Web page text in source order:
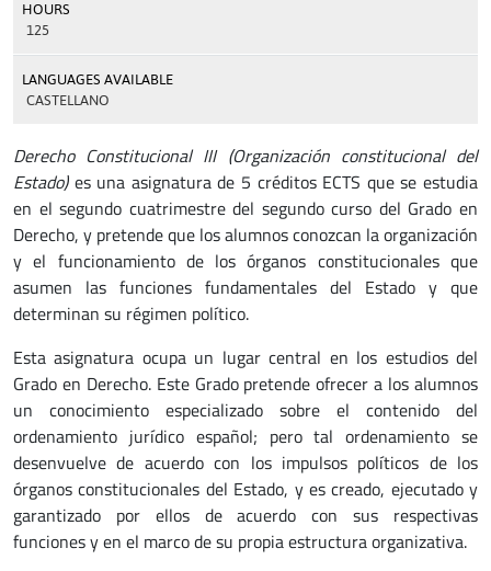
HOURS
125
LANGUAGES AVAILABLE
CASTELLANO
Derecho Constitucional III (Organización constitucional del
Estado) es una asignatura de 5 créditos ECTS que se estudia
en el segundo cuatrimestre del segundo curso del Grado en
Derecho, y pretende que los alumnos conozcan la organización
y el funcionamiento de los órganos constitucionales que
asumen las funciones fundamentales del Estado y que
determinan su régimen político.
Esta asignatura ocupa un lugar central en los estudios del
Grado en Derecho. Este Grado pretende ofrecer a los alumnos
un conocimiento especializado sobre el contenido del
ordenamiento jurídico español; pero tal ordenamiento se
desenvuelve de acuerdo con los impulsos políticos de los
órganos constitucionales del Estado, y es creado, ejecutado y
garantizado por ellos de acuerdo con sus respectivas
funciones y en el marco de su propia estructura organizativa.